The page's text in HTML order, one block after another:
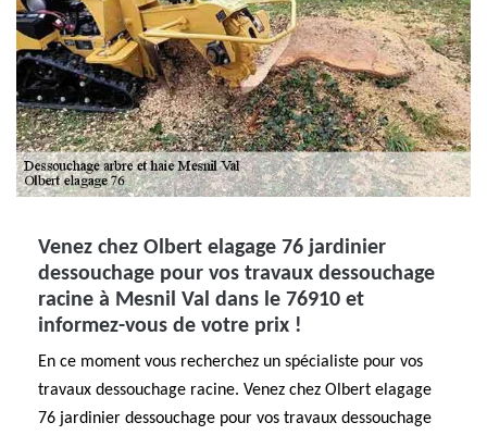
Venez chez Olbert elagage 76 jardinier
dessouchage pour vos travaux dessouchage
racine à Mesnil Val dans le 76910 et
informez-vous de votre prix !
En ce moment vous recherchez un spécialiste pour vos
travaux dessouchage racine. Venez chez Olbert elagage
76 jardinier dessouchage pour vos travaux dessouchage